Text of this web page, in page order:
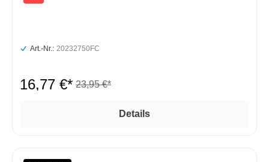
Art.-Nr.: 20232750FC
16,77 €* 23,95 €*
Details